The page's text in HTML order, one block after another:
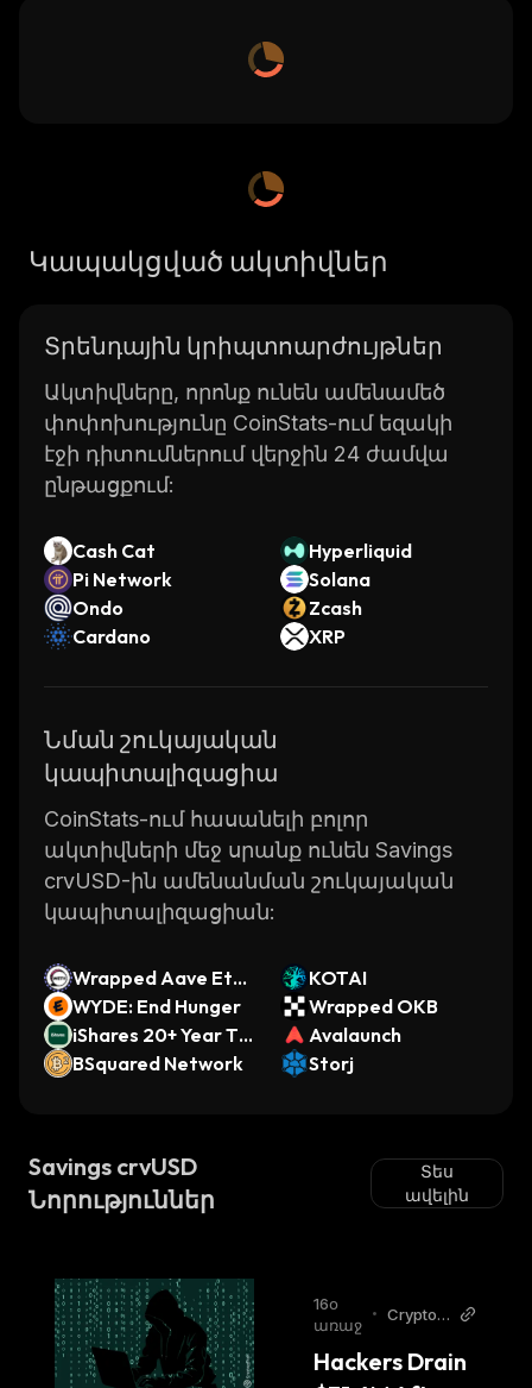
Կապակցված ակտիվներ
Տրենդային կրիպտոարժույթներ
Ակտիվները, որոնք ունեն ամենամեծ
փոփոխությունը CoinStats-ում եզակի
էջի դիտումներում վերջին 24 ժամվա
ընթացքում:
Cash Cat
Hyperliquid
Pi Network
Solana
Ondo
Zcash
Cardano
XRP
Նման շուկայական
կապիտալիզացիա
CoinStats-ում հասանելի բոլոր
ակտիվների մեջ սրանք ունեն Savings
crvUSD-ին ամենանման շուկայական
կապիտալիզացիան:
Wrapped Aave Eth
ereum WETH
KOTAI
WYDE: End Hunger
Wrapped OKB
iShares 20+ Year Tr
easury Bond ETF (O
Avalaunch
BSquared Network
Storj
Savings crvUSD
Նորություններ
Տես
ավելին
16օ
առաջ
• Crypto B
News
Hackers Drain